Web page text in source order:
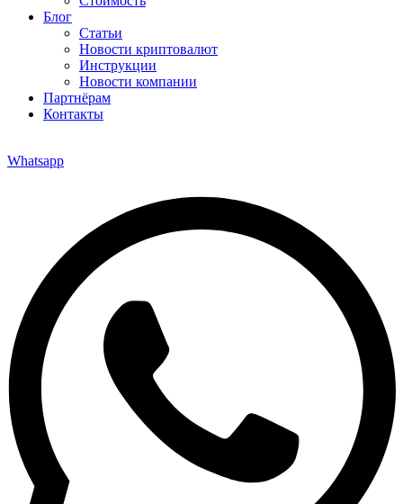
Блог
Статьи
Новости криптовалют
Инструкции
Новости компании
Партнёрам
Контакты
Whatsapp